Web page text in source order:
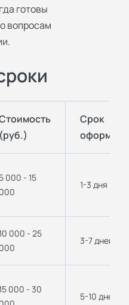
готовы
вопросам
(руб.)
Срок
5 000 - 15
000
1-3 дня
000 - 25
000
3-7 дней
000 - 30
5-10 дней